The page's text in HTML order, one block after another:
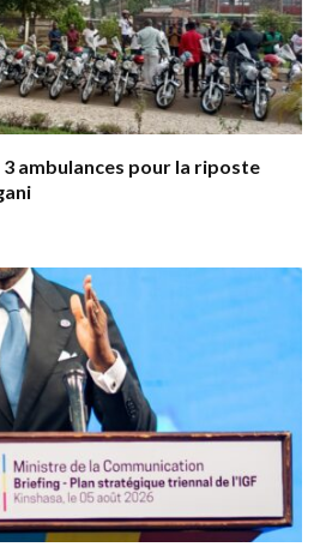
ambulances pour la riposte